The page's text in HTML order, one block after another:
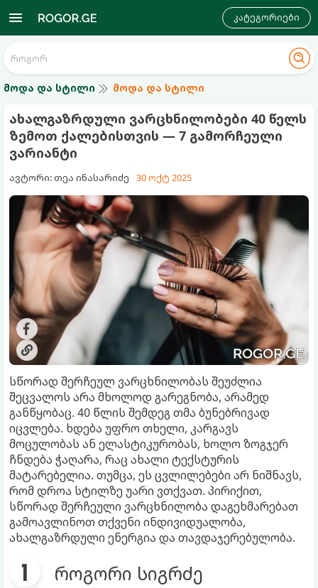
კატეგორიები
მოდა და სტილი მოდა და სტილი
ახალგაზრდული ვარცხნილობები 40 წელს
ზემოთ ქალებისთვის — 7 გამორჩეული
ვარიანტი
ავტორი: თეა ინასარიძე 30 ოქტ 2025
სწორად შერჩეულ ვარცხნილობას შეუძლია
შეცვალოს არა მხოლოდ გარეგნობა, არამედ
განწყობაც. 40 წლის შემდეგ თმა ბუნებრივად
იცვლება. ხდება უფრო თხელი, კარგავს
მოცულობას ან ელასტიკურობას, ხოლო ზოგჯერ
ჩნდება ჭაღარა, რაც ახალი ტექსტურის
მატარებელია. თუმცა, ეს ცვლილებები არ ნიშნავს,
რომ დროა სტილზე უარი ვთქვათ. პირიქით,
სწორად შერჩეული ვარცხნილობა დაგეხმარებათ
გამოავლინოთ თქვენი ინდივიდუალობა,
ახალგაზრდული ენერგია და თავდაჯერებულობა.
როგორი სიგრძე